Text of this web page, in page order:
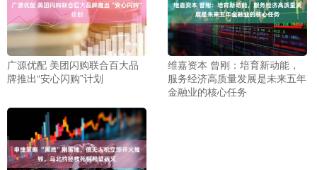
广源优配 美团闪购联合百大品
牌推出“安心闪购”计划
维嘉资本 曾刚：培育新动能，
服务经济高质量发展是未来五年
金融业的核心任务